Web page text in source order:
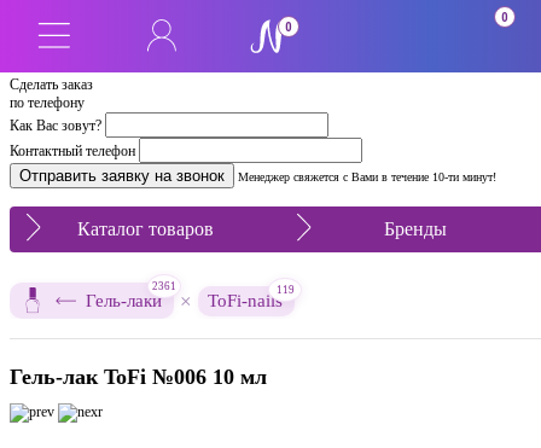
Сделать заказ
по телефону
Как Вас зовут?
Контактный телефон
Менеджер свяжется с Вами в течение 10-ти минут!
0
0
Каталог товаров Бренды
Гель-лаки
2361
× ToFi-nails
119
Гель-лак ToFi №006 10 мл